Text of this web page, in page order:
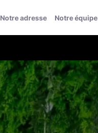
Notre adresse Notre équipe